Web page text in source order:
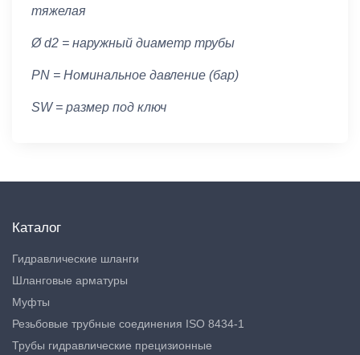
тяжелая
Ø d2 = наружный диаметр трубы
PN = Номинальное давление (бар)
SW = размер под ключ
Каталог
Гидравлические шланги
Шланговые арматуры
Муфты
Резьбовые трубные соединения ISO 8434-1
Трубы гидравлические прецизионные